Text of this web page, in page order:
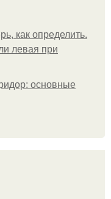
как определить.
левая при
основные